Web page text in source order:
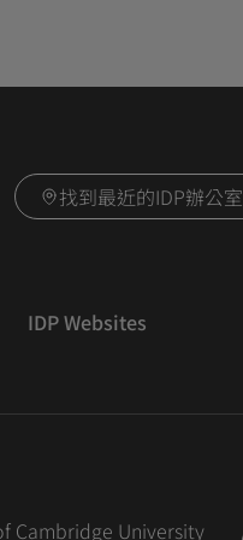
找到最近的IDP辦公室
IDP Websites
Cambridge University